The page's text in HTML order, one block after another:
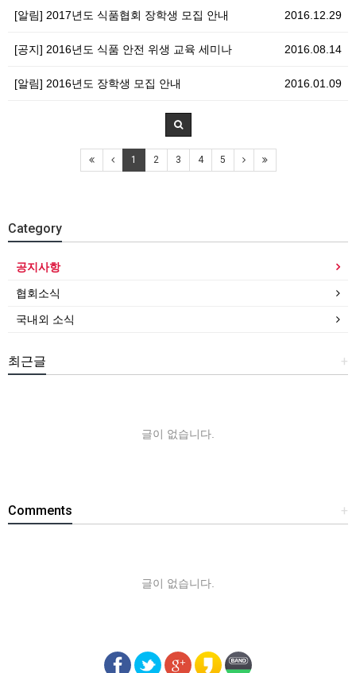
2016.12.29
[알림] 2017년도 식품협회 장학생 모집 안내
2016.08.14
[공지] 2016년도 식품 안전 위생 교육 세미나
2016.01.09
[알림] 2016년도 장학생 모집 안내
1 2 3 4 5
Category
공지사항
협회소식
국내외 소식
+
최근글
글이 없습니다.
+
Comments
글이 없습니다.